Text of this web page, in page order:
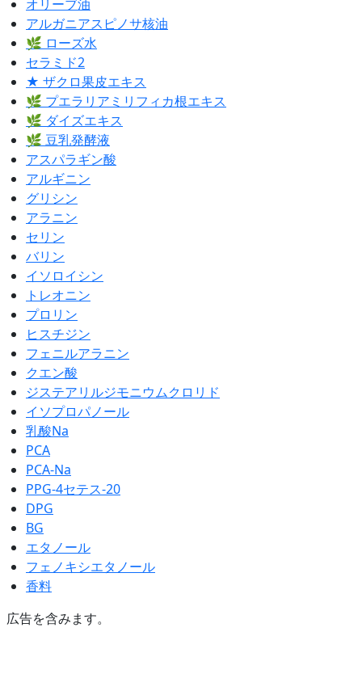
オリーブ油
アルガニアスピノサ核油
🌿 ローズ水
セラミド2
★ ザクロ果皮エキス
🌿 プエラリアミリフィカ根エキス
🌿 ダイズエキス
🌿 豆乳発酵液
アスパラギン酸
アルギニン
グリシン
アラニン
セリン
バリン
イソロイシン
トレオニン
プロリン
ヒスチジン
フェニルアラニン
クエン酸
ジステアリルジモニウムクロリド
イソプロパノール
乳酸Na
PCA
PCA-Na
PPG-4セテス-20
DPG
BG
エタノール
フェノキシエタノール
香料
広告を含みます。